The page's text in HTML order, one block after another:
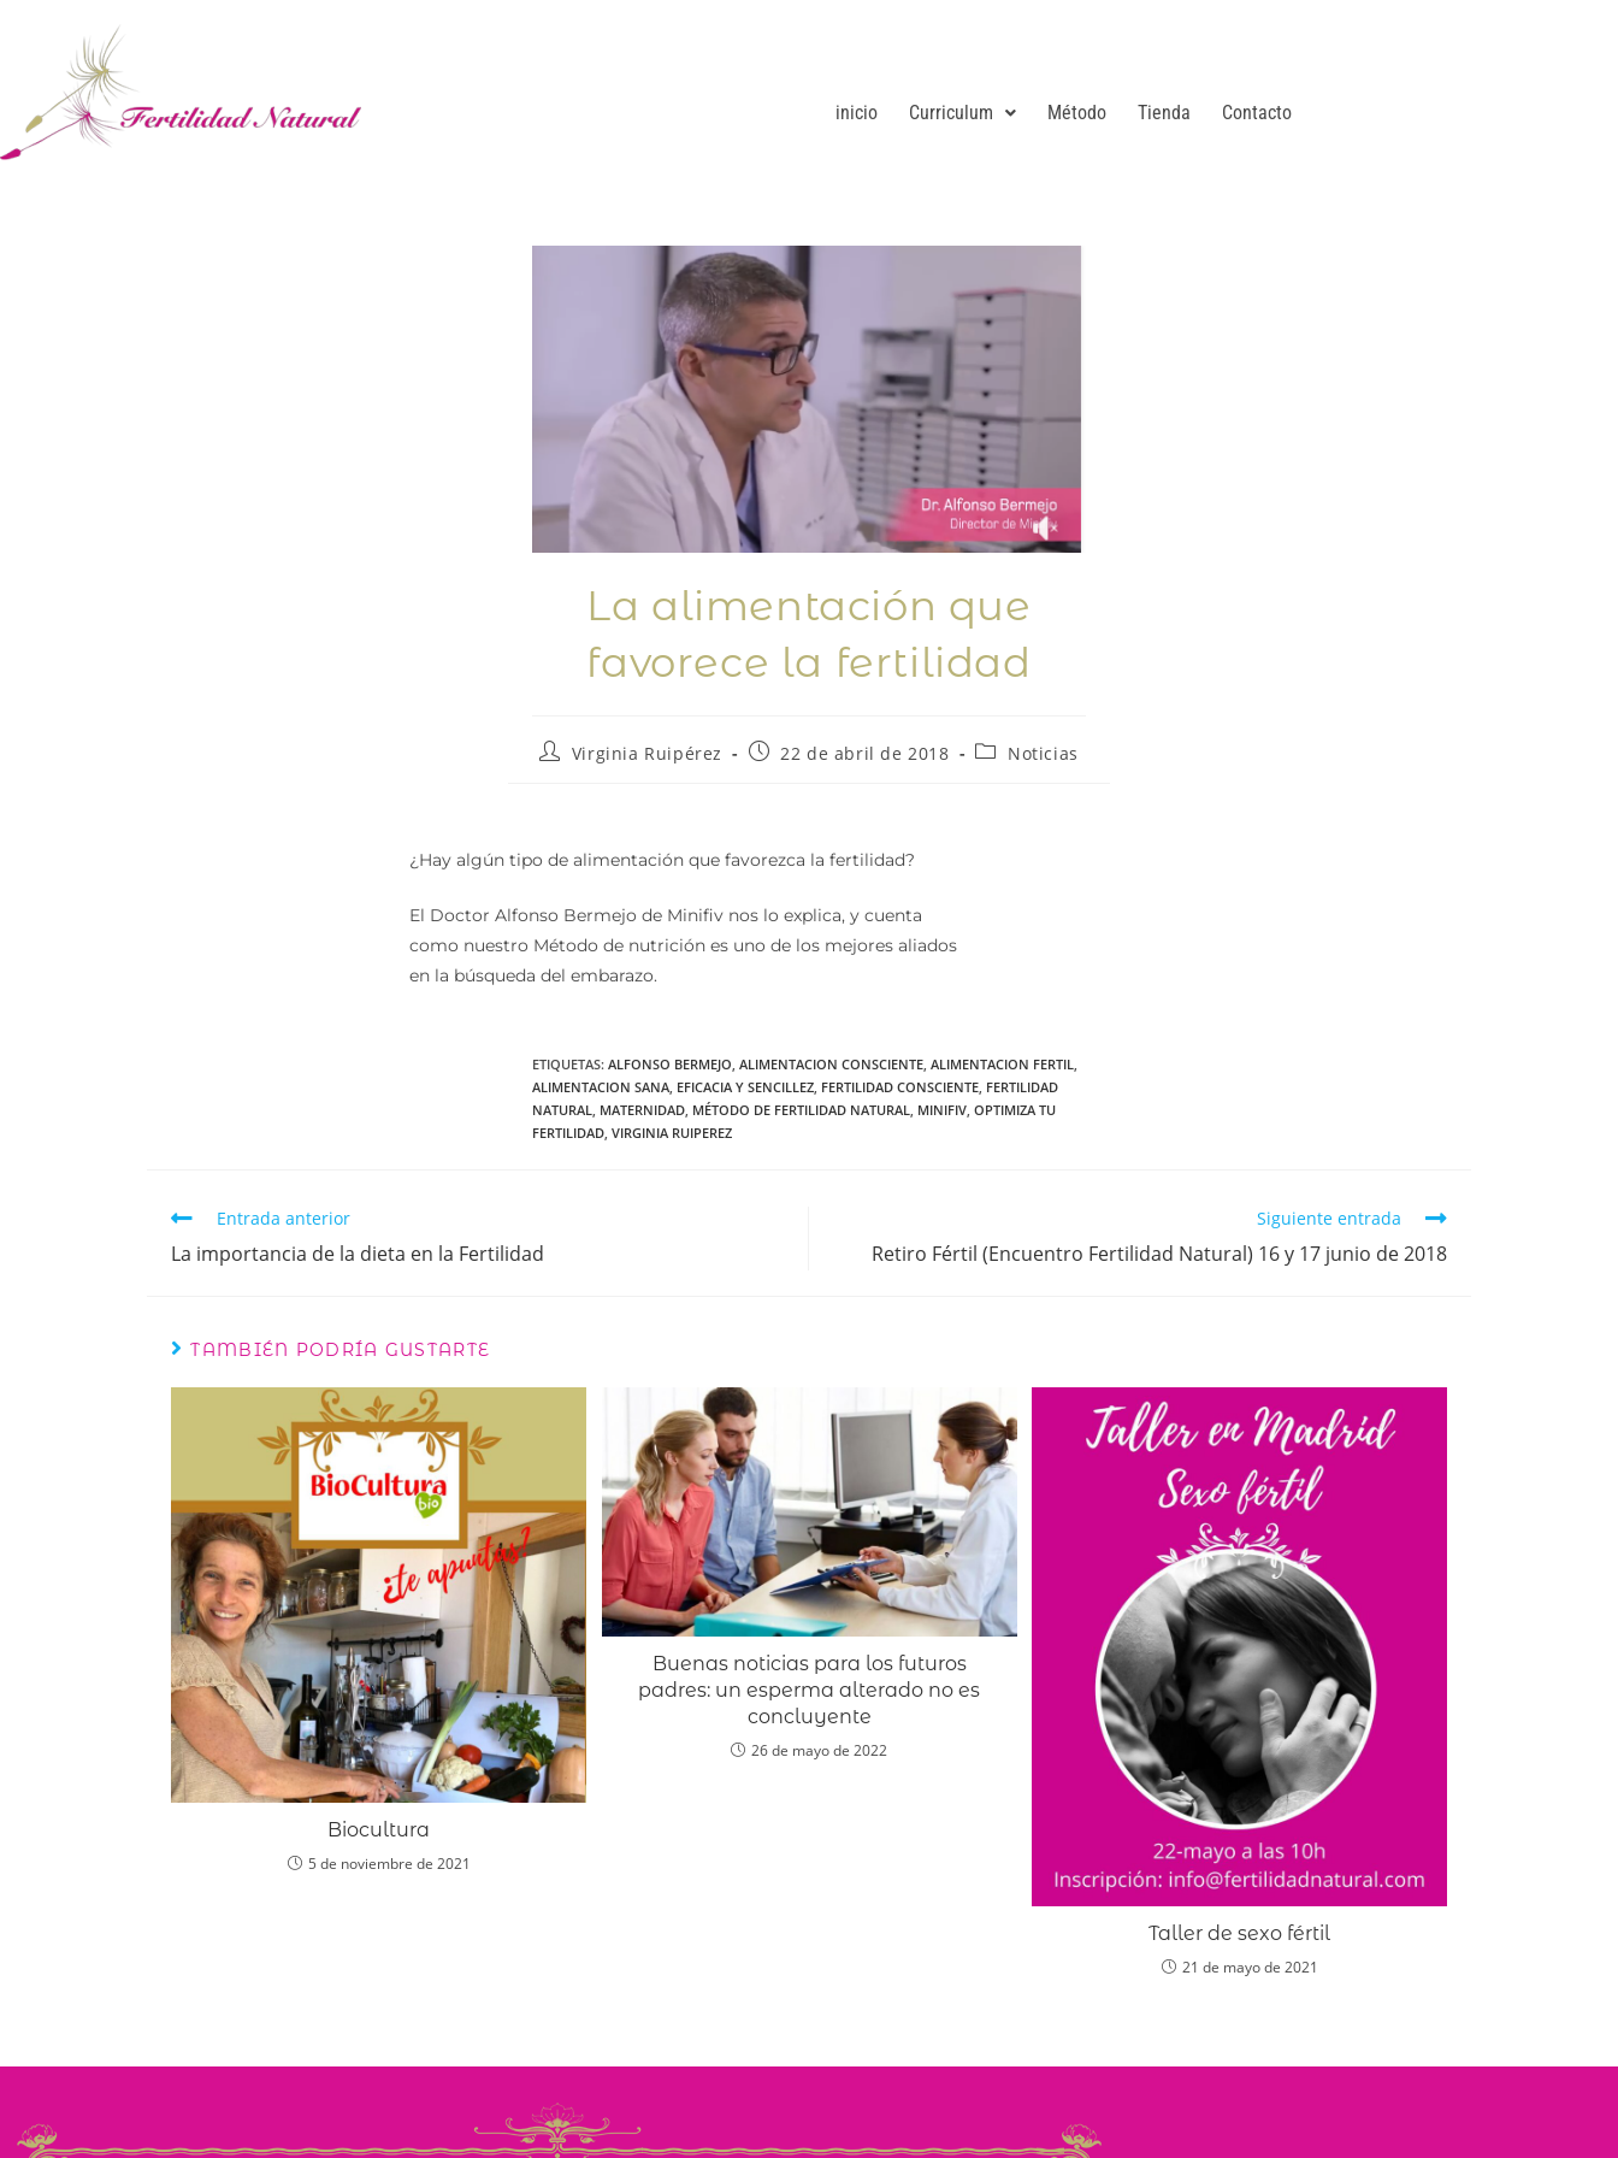
inicio Curriculum Método Tienda Contacto
La alimentación que
favorece la fertilidad
Virginia Ruipérez 22 de abril de 2018 Noticias
¿Hay algún tipo de alimentación que favorezca la fertilidad?
El Doctor Alfonso Bermejo de Minifiv nos lo explica, y cuenta
como nuestro Método de nutrición es uno de los mejores aliados
en la búsqueda del embarazo.
ETIQUETAS: ALFONSO BERMEJO ALIMENTACION CONSCIENTE ALIMENTACION FERTIL
ALIMENTACION SANA EFICACIA Y SENCILLEZ FERTILIDAD CONSCIENTE FERTILIDAD
NATURAL
MATERNIDAD MÉTODO DE FERTILIDAD NATURAL MINIFIV OPTIMIZA TU
FERTILIDAD VIRGINIA RUIPEREZ
Entrada anterior
La importancia de la dieta en la Fertilidad
Siguiente entrada
Retiro Fértil (Encuentro Fertilidad Natural) 16 y 17 junio de 2018
TAMBIÉN PODRÍA GUSTARTE
Biocultura
5 de noviembre de 2021
Buenas noticias para los futuros
padres: un esperma alterado no es
concluyente
26 de mayo de 2022
Taller de sexo fértil
21 de mayo de 2021